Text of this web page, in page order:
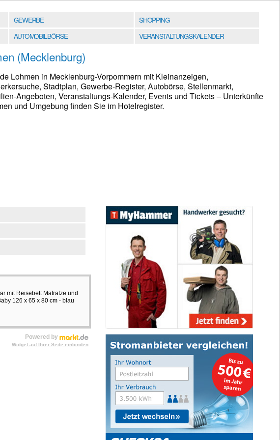
GEWERBE
SHOPPING
AUTOMOBILBÖRSE VERANSTALTUNGSKALENDER
(Mecklenburg)
Lohmen in Mecklenburg-Vorpommern mit Kleinanzeigen,
Stadtplan, Gewerbe-Register, Autobörse, Stellenmarkt,
Angeboten, Veranstaltungs-Kalender, Events und Tickets – Unterkünfte
und Umgebung finden Sie im Hotelregister.
mit Reisebett Matratze und
126 x 65 x 80 cm - blau
Powered by
Widget auf Ihrer Seite einbinden